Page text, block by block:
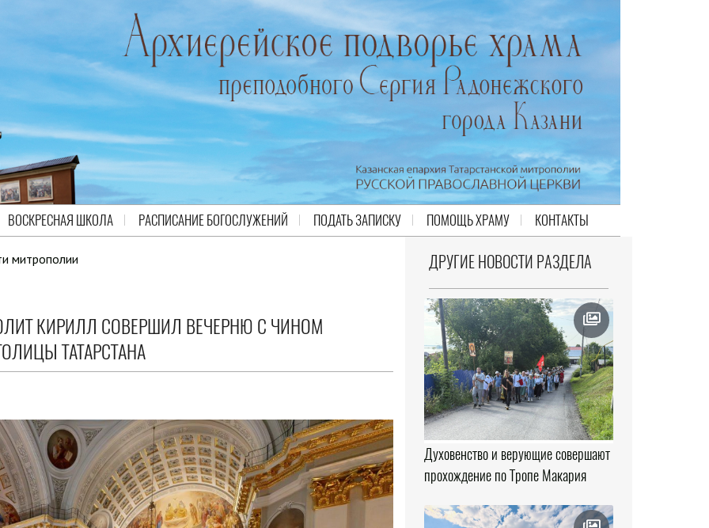
ВОСКРЕСНАЯ ШКОЛА РАСПИСАНИЕ БОГОСЛУЖЕНИЙ ПОДАТЬ ЗАПИСКУ ПОМОЩЬ ХРАМУ КОНТАКТЫ
митрополии
КИРИЛЛ СОВЕРШИЛ ВЕЧЕРНЮ С ЧИНОМ
ТАТАРСТАНА
ДРУГИЕ НОВОСТИ РАЗДЕЛА
Духовенство и верующие совершают
прохождение по Тропе Макария